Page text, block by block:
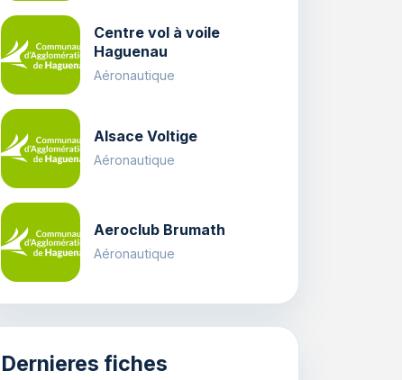
Centre vol à voile
Haguenau
Aéronautique
Alsace Voltige
Aéronautique
Aeroclub Brumath
Aéronautique
Dernieres fiches